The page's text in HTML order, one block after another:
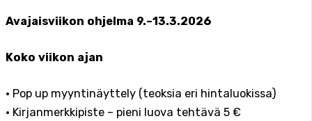
Avajaisviikon ohjelma 9.–13.3.2026
Koko viikon ajan
• Pop up myyntinäyttely (teoksia eri hintaluokissa)
• Kirjanmerkkipiste – pieni luova tehtävä 5 €